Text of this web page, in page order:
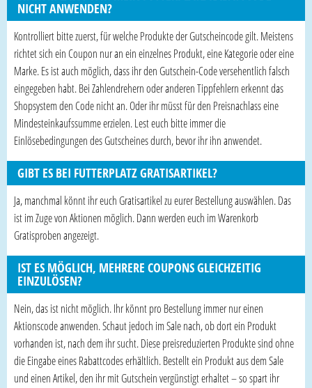
NICHT ANWENDEN?
Kontrolliert bitte zuerst, für welche Produkte der Gutscheincode gilt. Meistens
richtet sich ein Coupon nur an ein einzelnes Produkt, eine Kategorie oder eine
Marke. Es ist auch möglich, dass ihr den Gutschein-Code versehentlich falsch
eingegeben habt. Bei Zahlendrehern oder anderen Tippfehlern erkennt das
Shopsystem den Code nicht an. Oder ihr müsst für den Preisnachlass eine
Mindesteinkaufssumme erzielen. Lest euch bitte immer die
Einlösebedingungen des Gutscheines durch, bevor ihr ihn anwendet.
GIBT ES BEI FUTTERPLATZ GRATISARTIKEL?
Ja, manchmal könnt ihr euch Gratisartikel zu eurer Bestellung auswählen. Das
ist im Zuge von Aktionen möglich. Dann werden euch im Warenkorb
Gratisproben angezeigt.
IST ES MÖGLICH, MEHRERE COUPONS GLEICHZEITIG
EINZULÖSEN?
Nein, das ist nicht möglich. Ihr könnt pro Bestellung immer nur einen
Aktionscode anwenden. Schaut jedoch im Sale nach, ob dort ein Produkt
vorhanden ist, nach dem ihr sucht. Diese preisreduzierten Produkte sind ohne
die Eingabe eines Rabattcodes erhältlich. Bestellt ein Produkt aus dem Sale
und einen Artikel, den ihr mit Gutschein vergünstigt erhaltet – so spart ihr